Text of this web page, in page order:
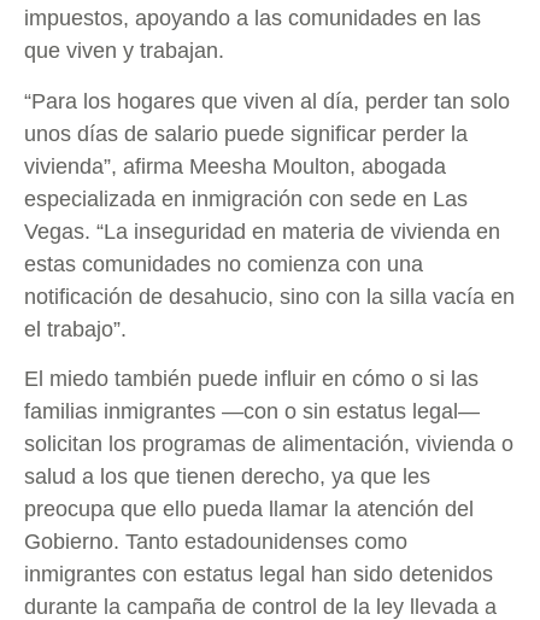
impuestos, apoyando a las comunidades en las
que viven y trabajan.
“Para los hogares que viven al día, perder tan solo
unos días de salario puede significar perder la
vivienda”, afirma Meesha Moulton, abogada
especializada en inmigración con sede en Las
Vegas. “La inseguridad en materia de vivienda en
estas comunidades no comienza con una
notificación de desahucio, sino con la silla vacía en
el trabajo”.
El miedo también puede influir en cómo o si las
familias inmigrantes —con o sin estatus legal—
solicitan los programas de alimentación, vivienda o
salud a los que tienen derecho, ya que les
preocupa que ello pueda llamar la atención del
Gobierno. Tanto estadounidenses como
inmigrantes con estatus legal han sido detenidos
durante la campaña de control de la ley llevada a